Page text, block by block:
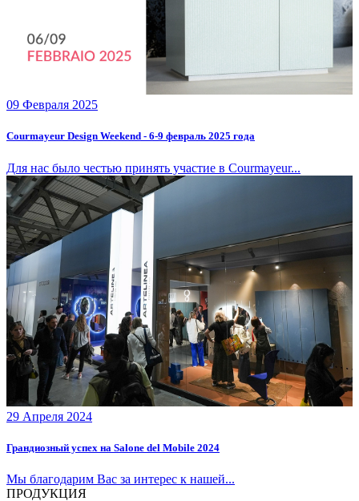
09 Февраля 2025
Courmayeur Design Weekend - 6-9 февраль 2025 года
Для нас было честью принять участие в Courmayeur...
29 Апреля 2024
Грандиозный успех на Salone del Mobile 2024
Мы благодарим Вас за интерес к нашей...
ПРОДУКЦИЯ